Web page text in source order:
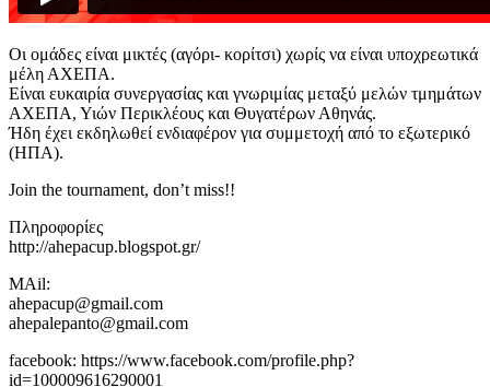
Οι ομάδες είναι μικτές (αγόρι- κορίτσι) χωρίς να είναι υποχρεωτικά
μέλη ΑΧΕΠΑ.
Είναι ευκαιρία συνεργασίας και γνωριμίας μεταξύ μελών τμημάτων
ΑΧΕΠΑ, Υιών Περικλέους και Θυγατέρων Αθηνάς.
Ήδη έχει εκδηλωθεί ενδιαφέρον για συμμετοχή από το εξωτερικό
(ΗΠΑ).
Join the tournament, don’t miss!!
Πληροφορίες
http://ahepacup.blogspot.gr/
MAil:
ahepacup@gmail.com
ahepalepanto@gmail.com
facebook: https://www.facebook.com/profile.php?
id=100009616290001